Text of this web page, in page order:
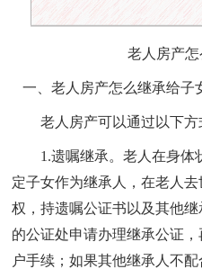
老人房产
一、老人房产怎么继承给子
老人房产可以通过以下方
1.遗嘱继承。老人在身体
定子女作为继承人，在老人
权，持遗嘱公证书以及其他
的公证处申请办理继承公证
户手续；如果其他继承人不